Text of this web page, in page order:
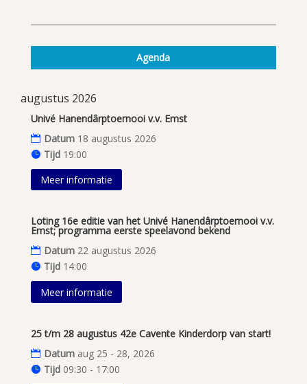
Agenda
augustus 2026
Univé Hanendârptoernooi v.v. Emst
Datum 18 augustus 2026
Tijd 19:00
Meer informatie
Loting 16e editie van het Univé Hanendârptoernooi v.v.
Emst; programma eerste speelavond bekend
Datum 22 augustus 2026
Tijd 14:00
Meer informatie
25 t/m 28 augustus 42e Cavente Kinderdorp van start!
Datum aug 25 - 28, 2026
Tijd 09:30 - 17:00